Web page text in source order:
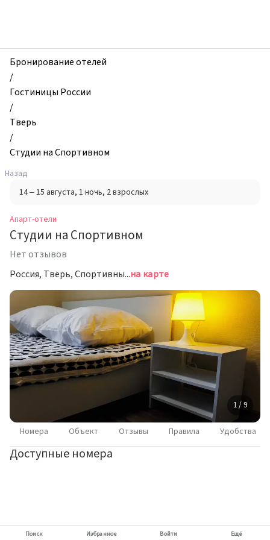
отели,
Студии
на
Спортивном,
Тверь,
Россия
Бронирование отелей
/
Гостиницы России
/
Тверь
/
Студии на Спортивном
Назад
14 – 15 августа, 1 ночь, 2 взрослых
Апарт-отели
Студии на Спортивном
Нет отзывов
Россия, Тверь, Спортивный переулок, 3А, подъезд 2на карте
1 / 9
Номера Объект Отзывы Правила Удобства
Доступные номера
Поиск Избранное Войти Ещё